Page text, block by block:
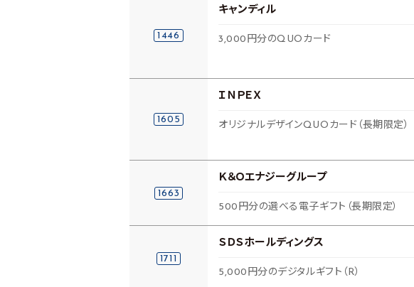
1446
キャンディル
3,000円分のQUOカード
1605
ＩＮＰＥＸ
オリジナルデザインQUOカード（長期限定）
1663
Ｋ＆Ｏエナジーグループ
500円分の選べる電子ギフト（長期限定）
1711
ＳＤＳホールディングス
5,000円分のデジタルギフト（R）